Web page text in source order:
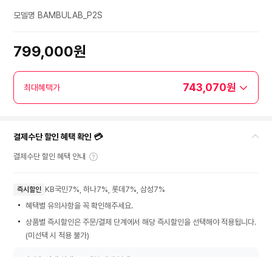
모델명 BAMBULAB_P2S
799,000원
최대혜택가 743,070원
결제수단 할인 혜택 확인 💳
결제수단 할인 혜택 안내
즉시할인 KB국민7%, 하나7%, 롯데7%, 삼성7%
혜택별 유의사항을 꼭 확인해주세요.
상품별 즉시할인은 주문/결제 단계에서 해당 즉시할인을 선택해야 적용됩니다.
(미선택 시 적용 불가)